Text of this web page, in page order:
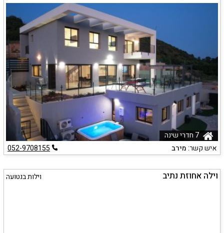
איש קשר:מירב 052-9708155
וילה אחוזת נתיב וילות בנטועה